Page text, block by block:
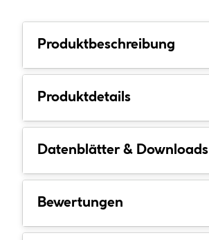
Produktbeschreibung
Produktdetails
Datenblätter & Downloads
Bewertungen